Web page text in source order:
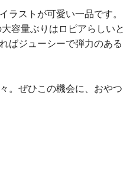
ストが可愛い一品です。
容量ぶりはロピアらしいと
ばジューシーで弾力のある
。ぜひこの機会に、おやつ